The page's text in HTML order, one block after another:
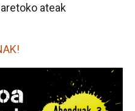
ateak